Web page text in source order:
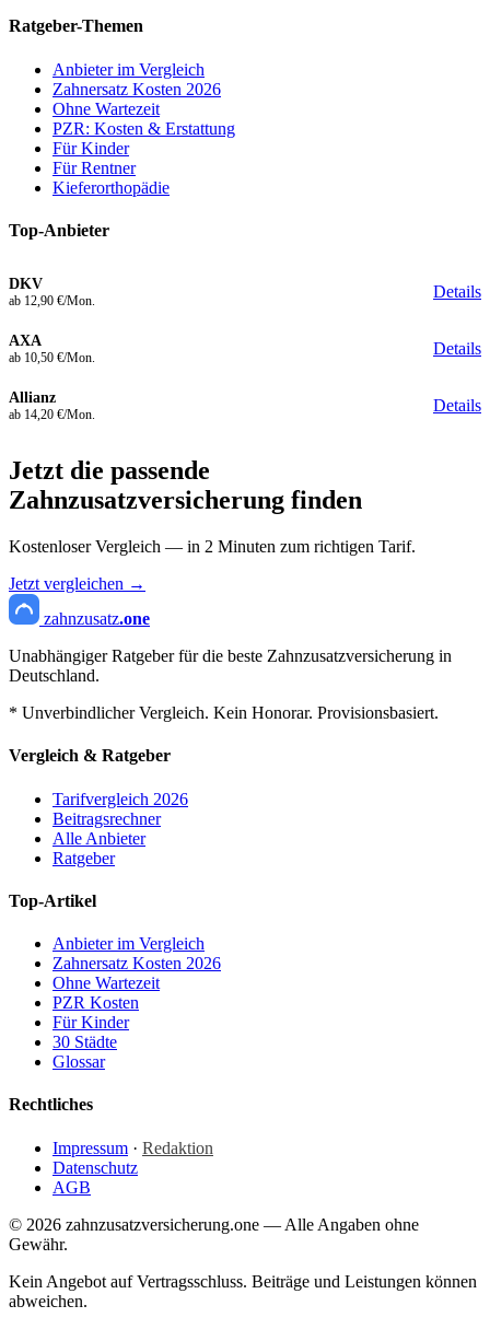
Ratgeber-Themen
Anbieter im Vergleich
Zahnersatz Kosten 2026
Ohne Wartezeit
PZR: Kosten & Erstattung
Für Kinder
Für Rentner
Kieferorthopädie
Top-Anbieter
DKV
ab 12,90 €/Mon. Details
AXA
ab 10,50 €/Mon. Details
Allianz
ab 14,20 €/Mon. Details
Jetzt die passende
Zahnzusatzversicherung finden
Kostenloser Vergleich — in 2 Minuten zum richtigen Tarif.
Jetzt vergleichen →
zahnzusatz.one
Unabhängiger Ratgeber für die beste Zahnzusatzversicherung in
Deutschland.
* Unverbindlicher Vergleich. Kein Honorar. Provisionsbasiert.
Vergleich & Ratgeber
Tarifvergleich 2026
Beitragsrechner
Alle Anbieter
Ratgeber
Top-Artikel
Anbieter im Vergleich
Zahnersatz Kosten 2026
Ohne Wartezeit
PZR Kosten
Für Kinder
30 Städte
Glossar
Rechtliches
Impressum · Redaktion
Datenschutz
AGB
© 2026 zahnzusatzversicherung.one — Alle Angaben ohne
Gewähr.
Kein Angebot auf Vertragsschluss. Beiträge und Leistungen können
abweichen.